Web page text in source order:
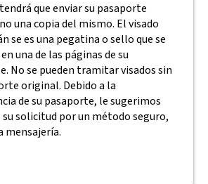
que enviar su pasaporte
una copia del mismo. El visado
se es una pegatina o sello que se
una de las páginas de su
No se pueden tramitar visados sin
original. Debido a la
de su pasaporte, le sugerimos
su solicitud por un método seguro,
mensajería.